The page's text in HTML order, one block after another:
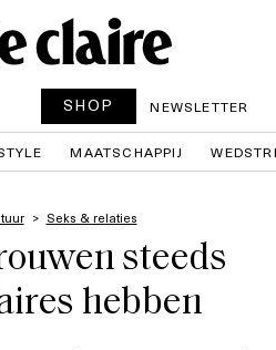
SHOP NEWSLETTER
MAATSCHAPPIJ
Seks & relaties
steeds
hebben